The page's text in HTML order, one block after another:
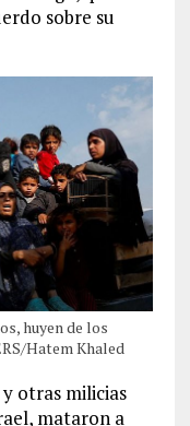
sobre su
huyen de los
Hatem Khaled
otras milicias
mataron a